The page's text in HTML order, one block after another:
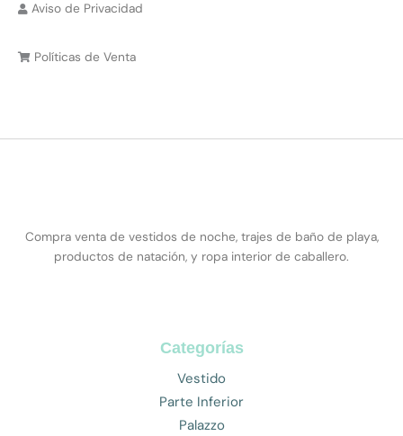
Aviso de Privacidad
Políticas de Venta
Compra venta de vestidos de noche, trajes de baño de playa,
productos de natación, y ropa interior de caballero.
Categorías
Vestido
Parte Inferior
Palazzo